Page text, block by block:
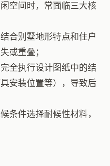
空间时，常面临三大核
合别墅地形特点和住户
或重叠；
全执行设计图纸中的结
安装位置等），导致后
条件选择耐候性材料，